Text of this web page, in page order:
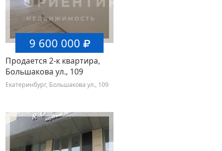
9 600 000
Продается 2-к квартира,
Большакова ул., 109
Екатеринбург, Большакова ул., 109